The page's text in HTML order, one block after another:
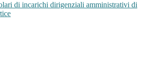
di incarichi dirigenziali amministrativi di